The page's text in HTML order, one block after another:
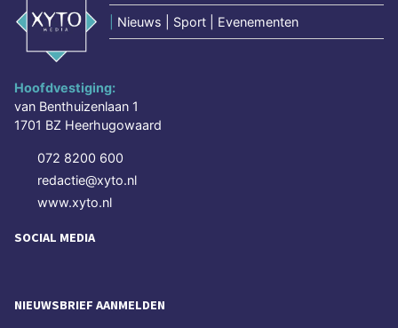
Nieuws | Sport | Evenementen
Hoofdvestiging:
van Benthuizenlaan 1
1701 BZ Heerhugowaard
072 8200 600
redactie@xyto.nl
www.xyto.nl
SOCIAL MEDIA
NIEUWSBRIEF AANMELDEN